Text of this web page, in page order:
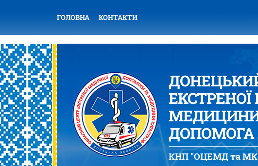
ГОЛОВНА КОНТАКТИ
МЕДИЦИНИ
ДОПОМОГА
КНП "ОЦЕМД та